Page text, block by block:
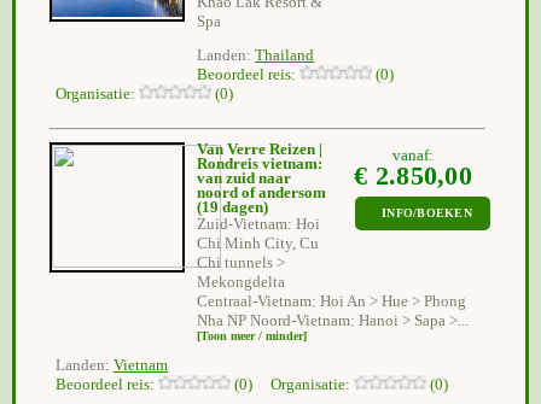
Spa
Landen:Thailand
Beoordeel reis:
(0)
Organisatie:
(0)
vanaf:
€ 2.850,00
INFO/BOEKEN
Van Verre Reizen |
Rondreis vietnam:
van zuid naar
noord of andersom
(19 dagen)
Zuid-Vietnam: Hoi
Chi Minh City, Cu
Chi tunnels >
Mekongdelta
Centraal-Vietnam: Hoi An > Hue > Phong
Nha NP Noord-Vietnam: Hanoi > Sapa >...
[Toon meer / minder]
Landen: Vietnam
Beoordeel reis:
(0) Organisatie: (0)